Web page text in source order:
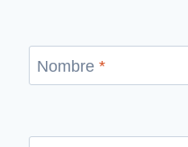
Nombre *